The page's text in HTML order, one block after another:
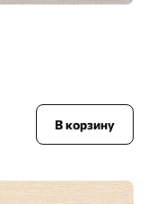
В корзину